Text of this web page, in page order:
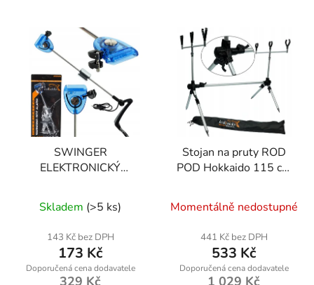
SWINGER
ELEKTRONICKÝ
hodnocení
produktu
je
5,0
Skladem (>5 ks)
143 Kč bez DPH
173 Kč
329 Kč
Stojan na pruty ROD
POD Hokkaido 115 cm
hodnocení
produktu
je
4,8
Momentálně nedostupné
441 Kč bez DPH
533 Kč
1 029 Kč